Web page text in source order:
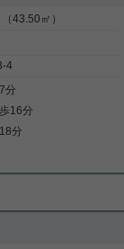
屋をご紹介です☆ 定
は6.4帖あ
備も充実☆ オート
★ 実用春日ホーム株式
5021
き・浴室乾燥
43.50㎡）
4
分
16分
分
ン２基★追い焚